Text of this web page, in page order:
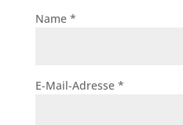
Name *
E-Mail-Adresse *